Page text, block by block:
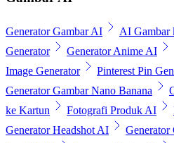
Generator Gambar AI AI Gambar
Generator
Generator Anime AI
Image Generator
Pinterest Pin
Generator Gambar Nano Banana
ke Kartun
Fotografi Produk AI
Generator Headshot AI
Generator